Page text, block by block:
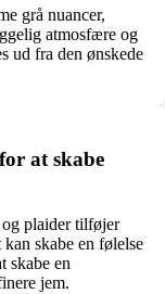
grå nuancer,
atmosfære og
ud fra den ønskede
at skabe
plaider tilføjer
skabe en følelse
skabe en
jem.